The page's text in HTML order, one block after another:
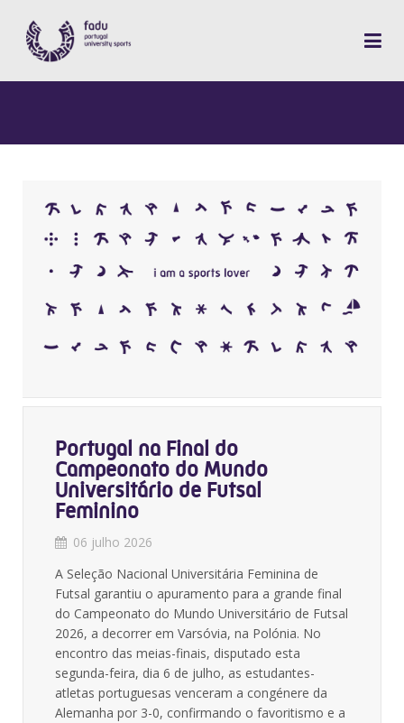
Portugal na Final do
Campeonato do Mundo
Universitário de Futsal
Feminino
06 julho 2026
A Seleção Nacional Universitária Feminina de
Futsal garantiu o apuramento para a grande final
do Campeonato do Mundo Universitário de Futsal
2026, a decorrer em Varsóvia, na Polónia. No
encontro das meias-finais, disputado esta
segunda-feira, dia 6 de julho, as estudantes-
atletas portuguesas venceram a congénere da
Alemanha por 3-0, confirmando o favoritismo e a